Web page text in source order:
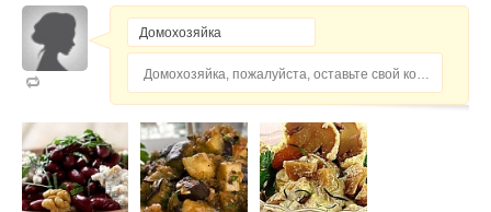
Домохозяйка, пожалуйста, оставьте свой комментарий...